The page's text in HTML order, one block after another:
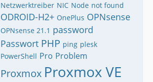
Netzwerktreiber NIC Node not found
ODROID-H2+ OnePlus OPNsense
OPNsense 21.1 password
Passwort PHP ping plesk
PowerShell Pro Problem
Proxmox Proxmox VE